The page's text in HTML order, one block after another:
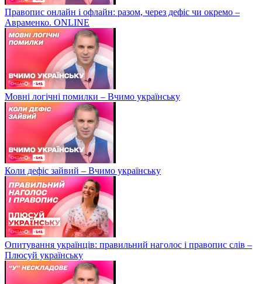
Правопис онлайн і офлайн: разом, через дефіс чи окремо –
Авраменко. ONLINE
Мовні логічні помилки – Вчимо українську
Коли дефіс зайвий – Вчимо українську
Опитування українців: правильний наголос і правопис слів –
Плюсуй українську